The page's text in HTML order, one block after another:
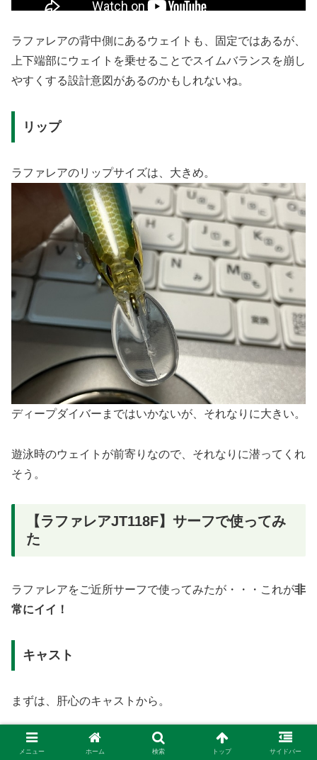
ラファレアの背中側にあるウェイトも、固定ではあるが、
上下端部にウェイトを乗せることでスイムバランスを崩し
やすくする設計意図があるのかもしれないね。
リップ
ラファレアのリップサイズは、大きめ。
ディープダイバーまではいかないが、それなりに大きい。
遊泳時のウェイトが前寄りなので、それなりに潜ってくれ
そう。
【ラファレアJT118F】サーフで使ってみ
た
ラファレアをご近所サーフで使ってみたが・・・これが非
常にイイ！
キャスト
まずは、肝心のキャストから。
多少の横風が吹く中でも十分な飛距離は出せており、通常
メニュー ホーム 検索 トップ サイドバー